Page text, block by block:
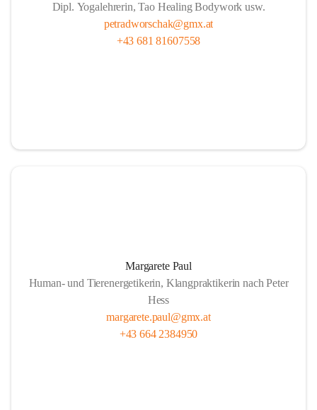
Dipl. Yogalehrerin, Tao Healing Bodywork usw.
petradworschak@gmx.at
+43 681 81607558
Margarete Paul
Human- und Tierenergetikerin, Klangpraktikerin nach Peter
Hess
margarete.paul@gmx.at
+43 664 2384950